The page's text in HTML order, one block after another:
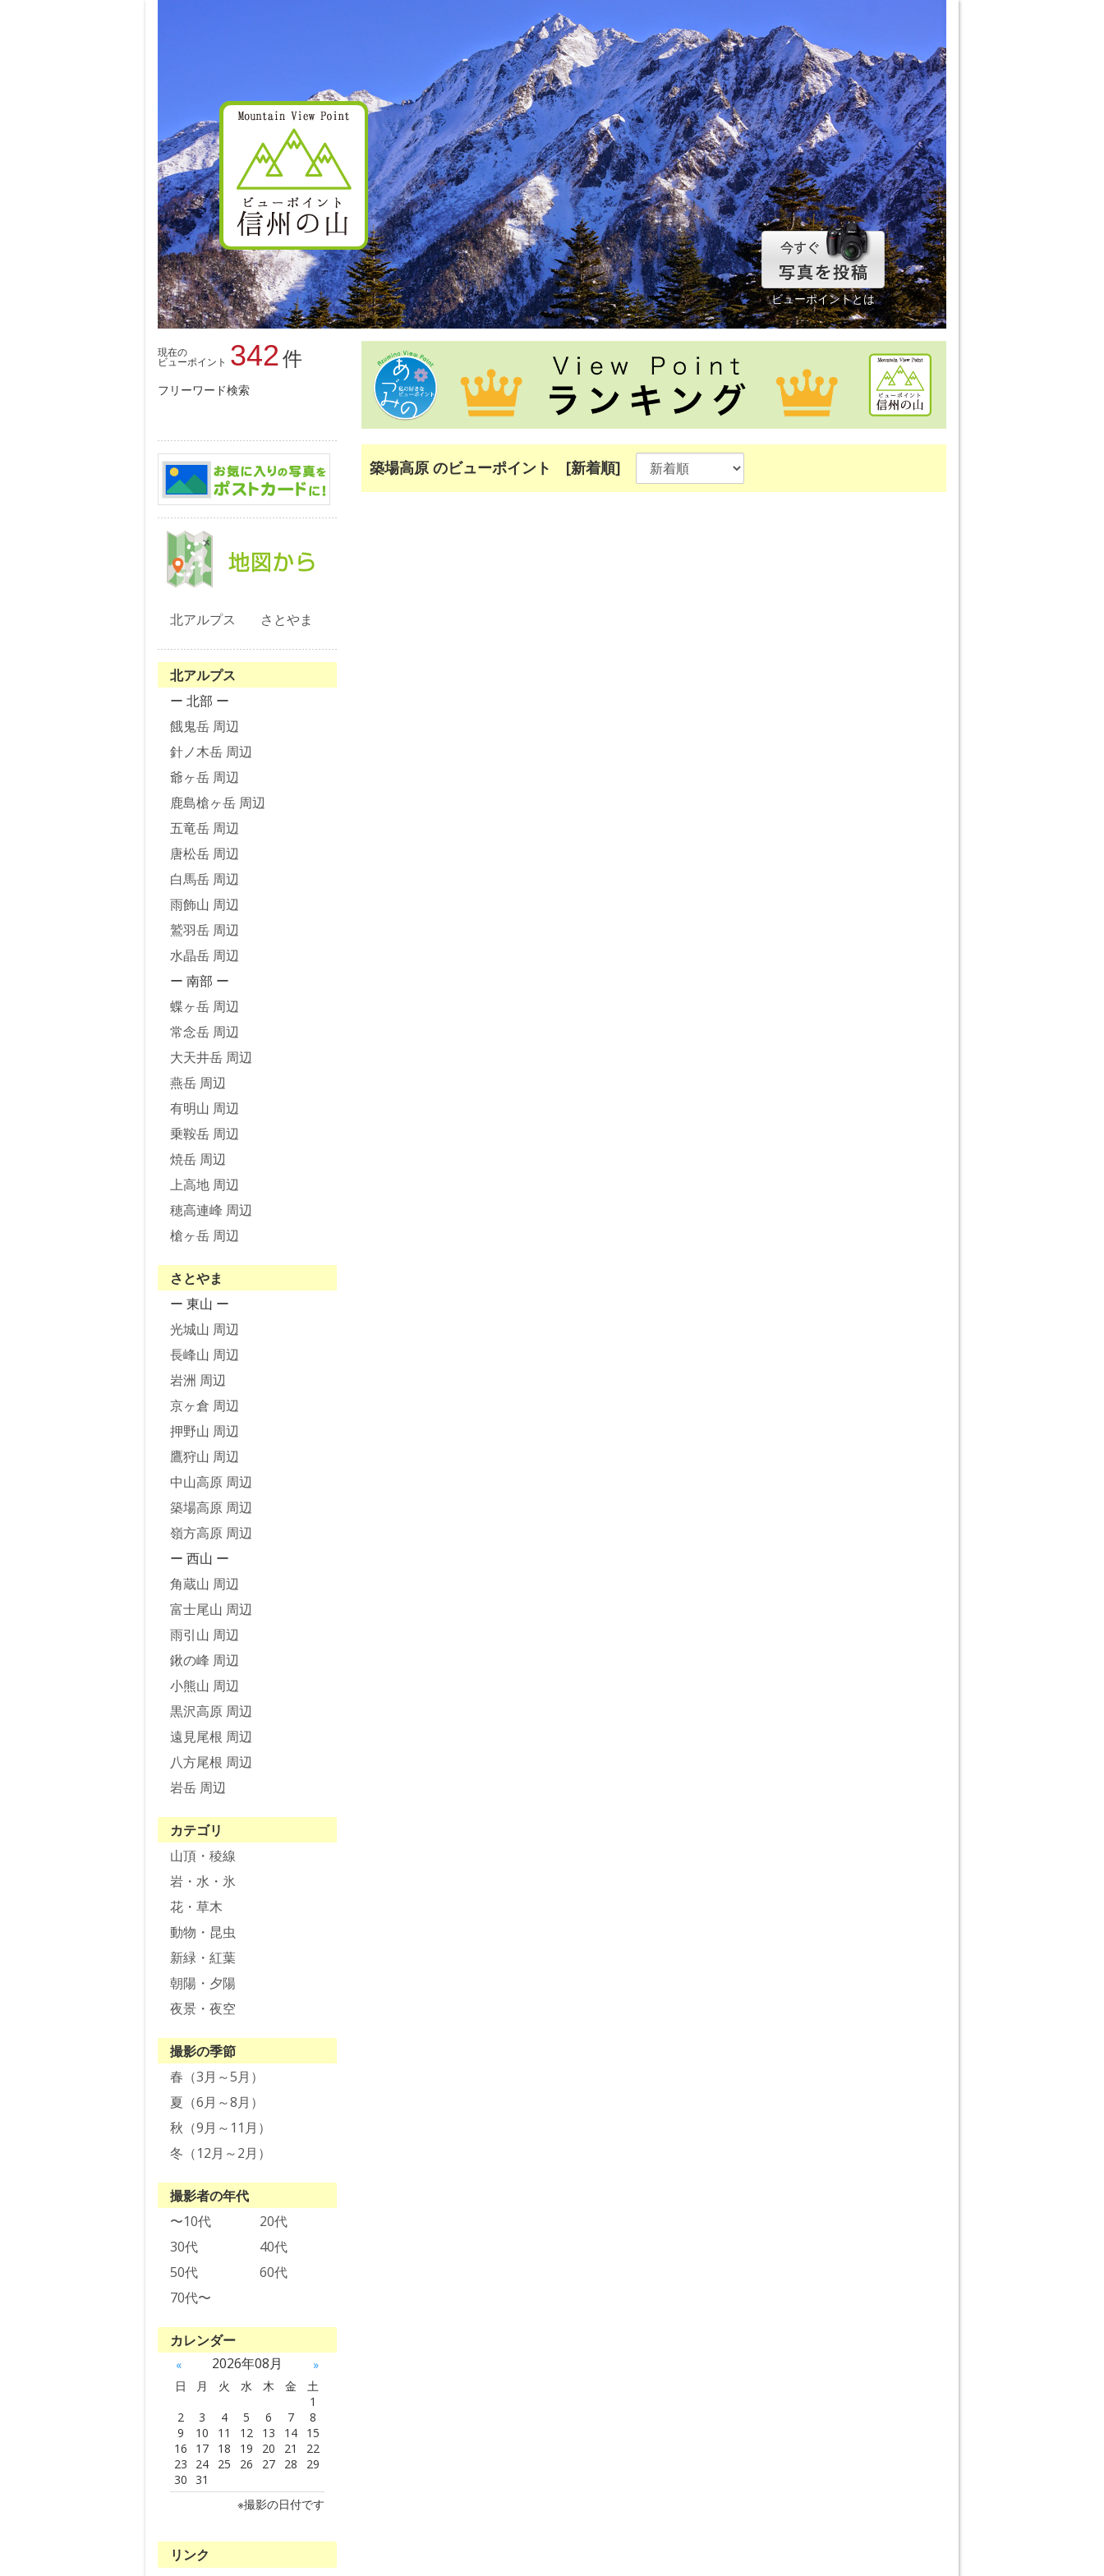
ビューポイントとは
築場高原 のビューポイント [新着順]
現在の
ビューポイント 342件
フリーワード検索
北アルプス さとやま
北アルプス
ー 北部 ー
餓鬼岳 周辺
針ノ木岳 周辺
爺ヶ岳 周辺
鹿島槍ヶ岳 周辺
五竜岳 周辺
唐松岳 周辺
白馬岳 周辺
雨飾山 周辺
鷲羽岳 周辺
水晶岳 周辺
ー 南部 ー
蝶ヶ岳 周辺
常念岳 周辺
大天井岳 周辺
燕岳 周辺
有明山 周辺
乗鞍岳 周辺
焼岳 周辺
上高地 周辺
穂高連峰 周辺
槍ヶ岳 周辺
さとやま
ー 東山 ー
光城山 周辺
長峰山 周辺
岩洲 周辺
京ヶ倉 周辺
押野山 周辺
鷹狩山 周辺
中山高原 周辺
築場高原 周辺
嶺方高原 周辺
ー 西山 ー
角蔵山 周辺
富士尾山 周辺
雨引山 周辺
鍬の峰 周辺
小熊山 周辺
黒沢高原 周辺
遠見尾根 周辺
八方尾根 周辺
岩岳 周辺
カテゴリ
山頂・稜線
岩・水・氷
花・草木
動物・昆虫
新緑・紅葉
朝陽・夕陽
夜景・夜空
撮影の季節
春（3月～5月）
夏（6月～8月）
秋（9月～11月）
冬（12月～2月）
撮影者の年代
〜10代
20代
30代
40代
50代
60代
70代〜
カレンダー
2026年08月
«
»
日
月 火 水 木 金
土
1
2
3 4 5 6 7
8
9
10 11 12 13 14
15
16
17 18 19 20 21
22
23
24 25 26 27 28
29
30
31
※撮影の日付です
リンク